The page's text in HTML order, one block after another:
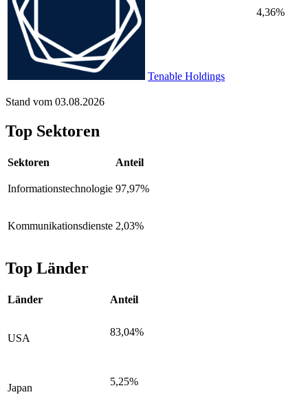
Tenable Holdings
4,36%
Stand vom 03.08.2026
Top Sektoren
Sektoren Anteil
Informationstechnologie 97,97%
Kommunikationsdienste 2,03%
Top Länder
Länder Anteil
USA
83,04%
Japan
5,25%